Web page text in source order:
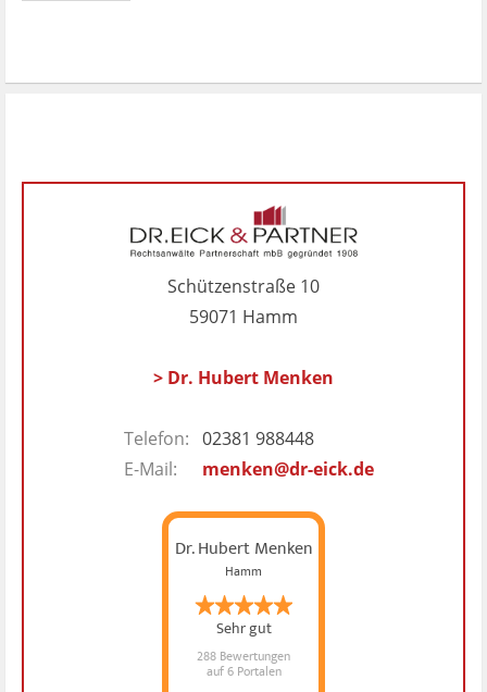
News
Schützenstraße 10
59071 Hamm
> Dr. Hubert Menken
Telefon: 02381 988448
E-Mail:
menken@dr-eick.de
Dr. Hubert Menken
Hamm
Sehr gut
288 Bewertungen
auf 6 Portalen